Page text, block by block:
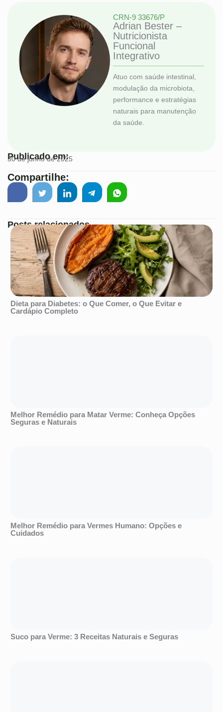
CRN-9 33676/P
Adrian Bester –
Nutricionista
Funcional
Integrativo
Atuo com saúde intestinal,
modulação da microbiota,
performance e estratégias
naturais para manutenção
da saúde.
Publicado em:
30 de junho de 2025
Compartilhe:
Posts relacionados
Dieta para Diabetes: o Que Comer, o Que Evitar e
Cardápio Completo
Melhor Remédio para Matar Verme: Conheça Opções
Seguras e Naturais
Melhor Remédio para Vermes Humano: Opções e
Cuidados
Suco para Verme: 3 Receitas Naturais e Seguras